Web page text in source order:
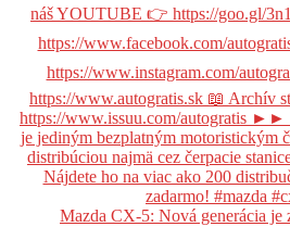
Mazda CX-5: Nová generácia je